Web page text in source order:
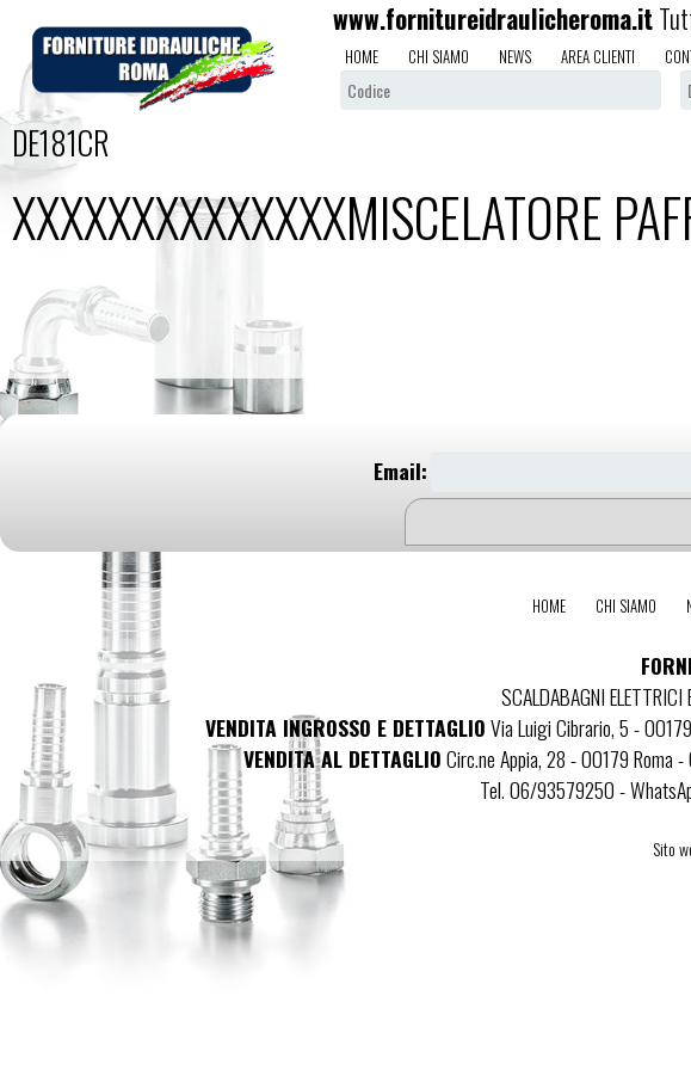
www.fornitureidraulicheroma.it
HOME CHI SIAMO NEWS AREA CLIENTI
DE181CR
XXXXXXXXXXXXXXMISCELATORE
Email:
HOME CHI SIAMO
SCALDABAGNI
VENDITA INGROSSO E DETTAGLIOVia Luigi Cibrario, 5 -
VENDITA AL DETTAGLIOCirc.ne Appia, 28 - 00179 Roma
Tel. 06/93579250 -
Sito